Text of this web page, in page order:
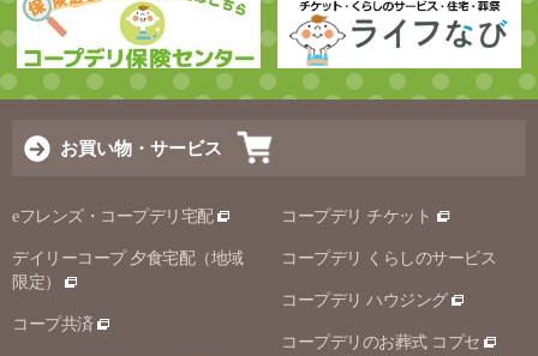
お買い物・サービス
eフレンズ・コープデリ宅配
デイリーコープ 夕食宅配（地域
限定）
コープ共済
コープデリ チケット
コープデリ くらしのサービス
コープデリ ハウジング
コープデリのお葬式 コプセ